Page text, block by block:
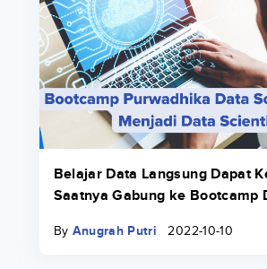
Belajar Data Langsung Dapat
Saatnya Gabung ke Bootcamp
By Anugrah Putri 2022-10-10